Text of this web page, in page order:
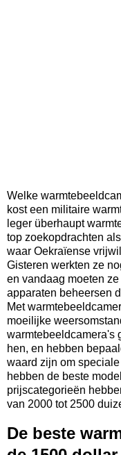
Welke
kost een militaire
leger überhaupt
top zoekopdrachten
waar Oekraïense
Gisteren werkten ze
en vandaag moeten
apparaten beheersen
Met
moeilijke
warmtebeeldcamera's
hen, en hebben
waard zijn om
hebben de beste
prijscategorieën
van 2000 tot 2500
De beste